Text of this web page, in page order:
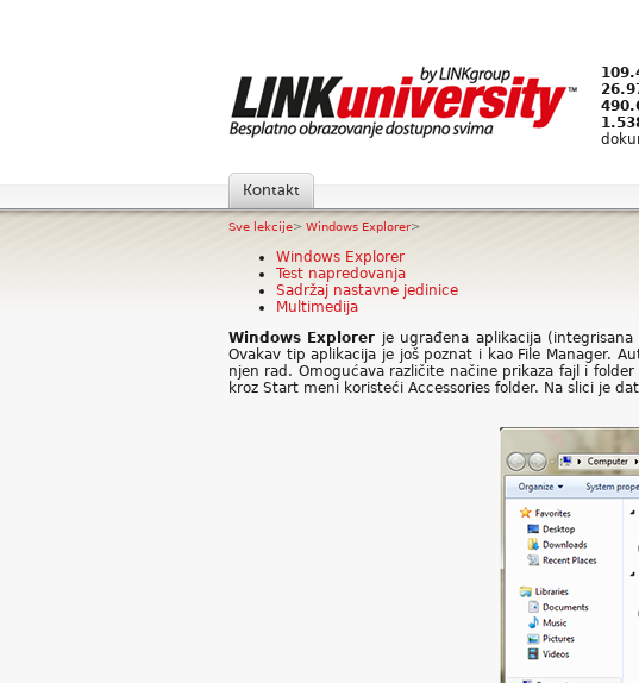
Kontakt
Sve lekcije> Windows Explorer>
Windows Explorer
Test napredovanja
Sadržaj nastavne jedinice
Multimedija
Windows Explorer je ugrađena aplikacija
Ovakav tip aplikacija je još poznat i kao File Manager.
njen rad. Omogućava različite načine prikaza fajl i
kroz Start meni koristeći Accessories folder. Na slici je